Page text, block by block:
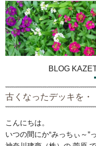
BLOG
古くなったデッキを・
こんにちは。
いつの間にか“みっちぃ～”